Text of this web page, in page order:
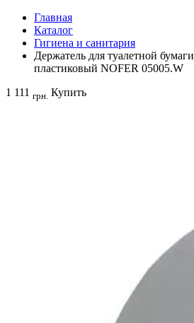
Главная
Каталог
Гигиена и санитария
Держатель для туалетной бумаги
пластиковый NOFER 05005.W
1 111 грн. Купить